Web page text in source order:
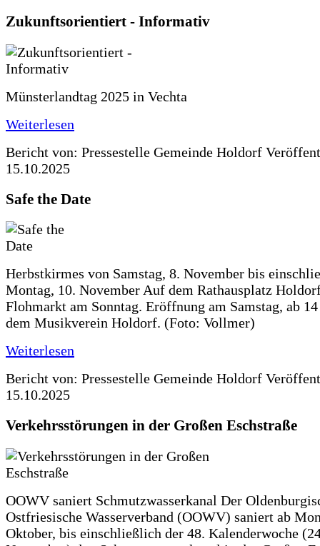
Zukunftsorientiert - Informativ
Münsterlandtag 2025 in Vechta
Weiterlesen
Bericht von: Pressestelle Gemeinde Holdorf
15.10.2025
Safe the Date
Herbstkirmes von Samstag, 8. November bis
Montag, 10. November Auf dem Rathausplatz
Flohmarkt am Sonntag. Eröffnung am Samstag, ab
dem Musikverein Holdorf. (Foto: Vollmer)
Weiterlesen
Bericht von: Pressestelle Gemeinde Holdorf
15.10.2025
Verkehrsstörungen in der Großen Eschstraße
OOWV saniert Schmutzwasserkanal Der
Ostfriesische Wasserverband (OOWV) saniert ab
Oktober, bis einschließlich der 48. Kalenderwoche